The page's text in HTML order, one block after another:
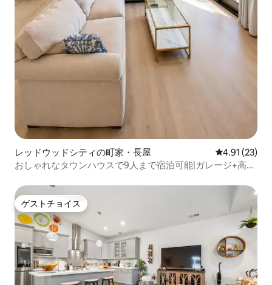
レッドウッドシティの町家・長屋 レビュー23
4.91 (23)
おしゃれなタウンハウスで9人まで宿泊可能|ガレージ+高速
ゲストチョイス
ゲストチョイス